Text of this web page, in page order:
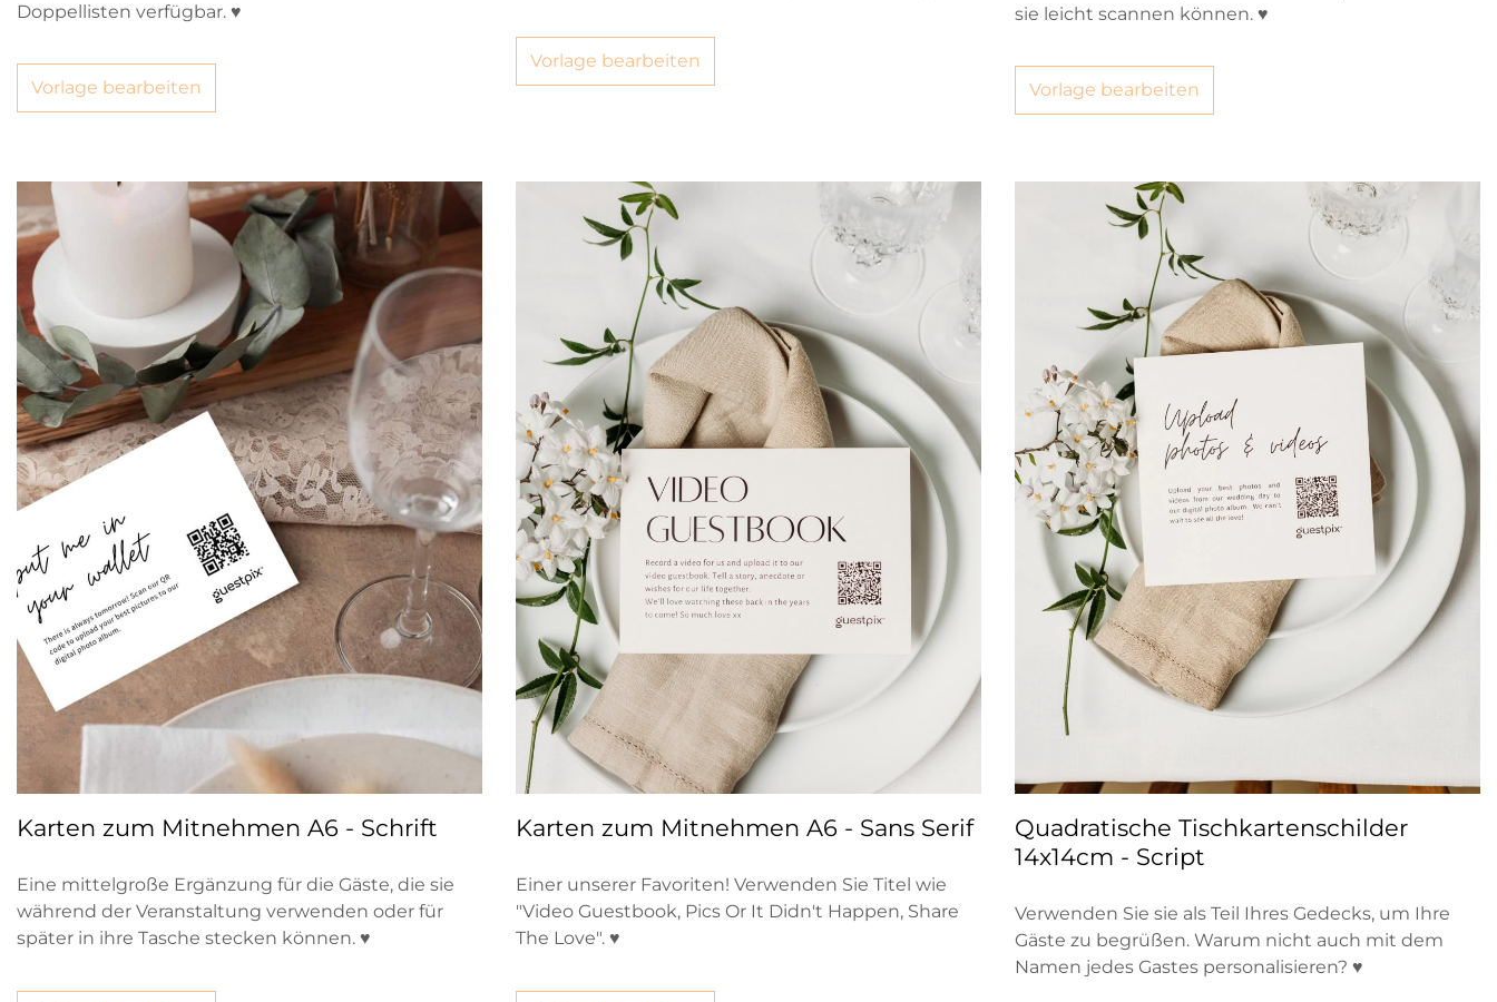
Doppellisten verfügbar. ♥
Vorlage bearbeiten
Vorlage bearbeiten
sie leicht scannen können. ♥
Vorlage bearbeiten
Karten zum Mitnehmen A6 - Schrift
Eine mittelgroße Ergänzung für die Gäste, die sie
während der Veranstaltung verwenden oder für
später in ihre Tasche stecken können. ♥
Karten zum Mitnehmen A6 - Sans Serif
Einer unserer Favoriten! Verwenden Sie Titel wie
"Video Guestbook, Pics Or It Didn't Happen, Share
The Love". ♥
Quadratische Tischkartenschilder
14x14cm - Script
Verwenden Sie sie als Teil Ihres Gedecks, um Ihre
Gäste zu begrüßen. Warum nicht auch mit dem
Namen jedes Gastes personalisieren? ♥